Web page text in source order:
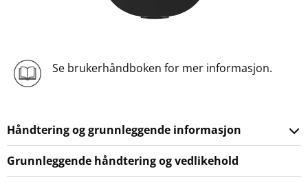
Se brukerhåndboken for mer informasjon.
Håndtering og grunnleggende informasjon
Grunnleggende håndtering og vedlikehold